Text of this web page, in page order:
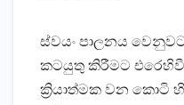
ස්‌වයං පාලනය
කටයුතු කිරීමට එරෙහිවී
ක්‍රියාත්මක වන කොටි